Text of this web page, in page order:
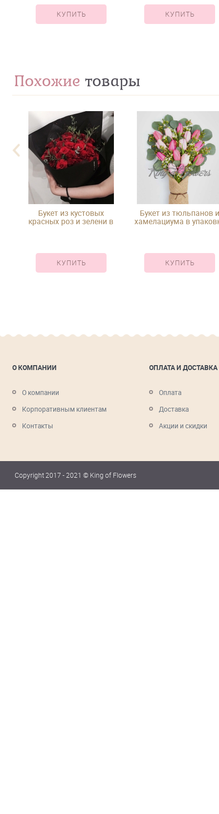
КУПИТЬ КУПИТЬ
Похожие товары
Букет из кустовых
красных роз и зелени в
упаковке
КУПИТЬ
Букет из тюльпанов и
хамелациума в
КУПИТЬ
О КОМПАНИИ
О компании
Корпоративным клиентам
Контакты
ОПЛАТА И ДОСТАВКА
Оплата
Доставка
Акции и скидки
Copyright 2017 - 2021 © King of Flowers